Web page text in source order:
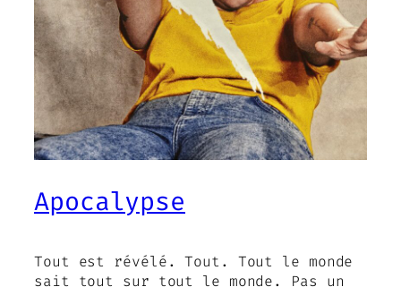
Apocalypse
Tout est révélé. Tout. Tout le monde
sait tout sur tout le monde. Pas un